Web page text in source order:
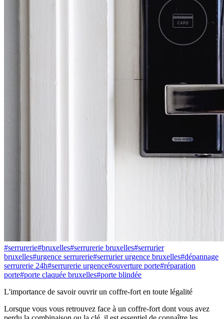
#serrurerie#bruxelles#serrurerie bruxelles#serrurier
bruxelles#urgence serrurerie#serrurier urgence bruxelles#dépannage
serrurerie 24h#serrurerie urgence#ouverture porte#réparation
porte#porte claquée bruxelles#porte blindée
L'importance de savoir ouvrir un coffre-fort en toute légalité
Lorsque vous vous retrouvez face à un coffre-fort dont vous avez